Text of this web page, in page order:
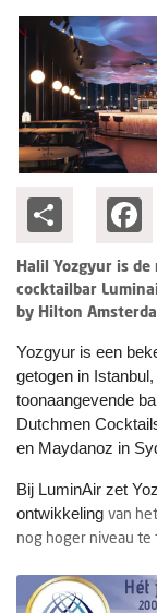
Columns
Michelin
Nieuwe hotels
Personalia
HotelSummit
Halil Yozgyur is
cocktailbar
by Hilton
Yozgyur is een
getogen in
toonaangevende
Dutchmen
en Maydanoz in
Bij LuminAir zet
ontwikkeling van
nog hoger niveau te